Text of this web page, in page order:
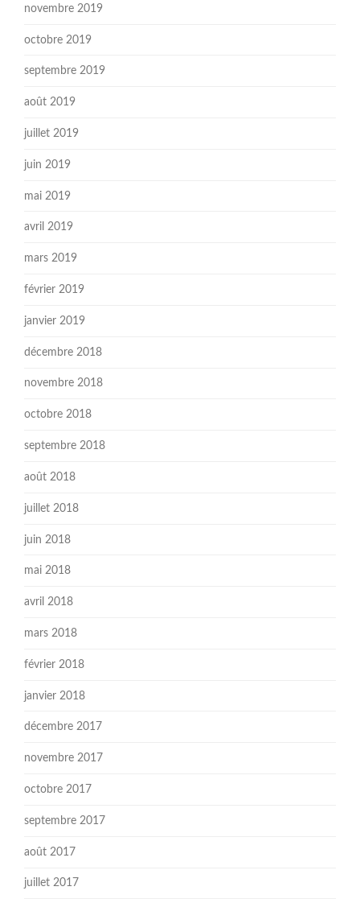
novembre 2019
octobre 2019
septembre 2019
août 2019
juillet 2019
juin 2019
mai 2019
avril 2019
mars 2019
février 2019
janvier 2019
décembre 2018
novembre 2018
octobre 2018
septembre 2018
août 2018
juillet 2018
juin 2018
mai 2018
avril 2018
mars 2018
février 2018
janvier 2018
décembre 2017
novembre 2017
octobre 2017
septembre 2017
août 2017
juillet 2017